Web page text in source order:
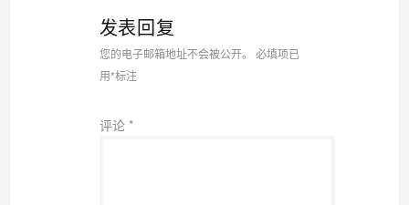
发表回复
您的电子邮箱地址不会被公开。
必填项已
用*标注
评论 *